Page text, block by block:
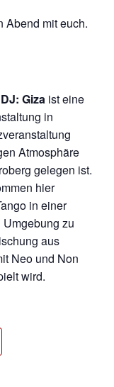
Abend mit euch.
Giza ist eine
in
Atmosphäre
gelegen ist.
hier
in einer
zu
aus
Neo und Non
wird.